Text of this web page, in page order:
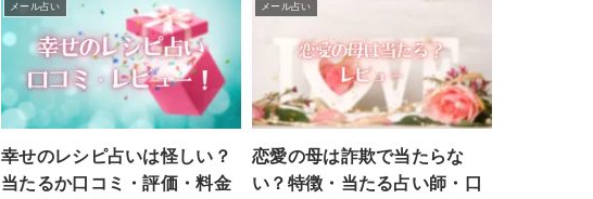
メール占い
幸せのレシピ占いは怪しい？
当たるか口コミ・評価・料金
メール占い
恋愛の母は詐欺で当たらな
い？特徴・当たる占い師・口